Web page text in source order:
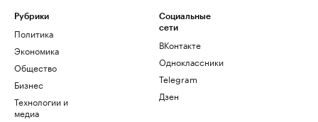
Рубрики
Политика
Экономика
Общество
Бизнес
Технологии и
медиа
Социальные
сети
ВКонтакте
Одноклассники
Telegram
Дзен